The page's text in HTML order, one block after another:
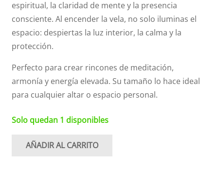
espiritual, la claridad de mente y la presencia
consciente. Al encender la vela, no solo iluminas el
espacio: despiertas la luz interior, la calma y la
protección.
Perfecto para crear rincones de meditación,
armonía y energía elevada. Su tamaño lo hace ideal
para cualquier altar o espacio personal.
Solo quedan 1 disponibles
AÑADIR AL CARRITO